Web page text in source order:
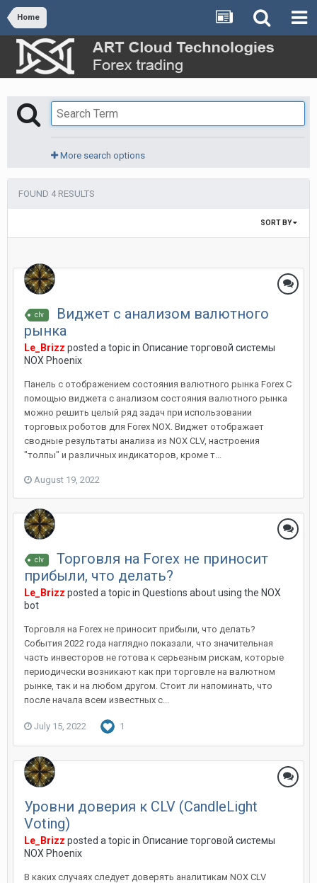
Home
More search options
FOUND 4 RESULTS
SORT BY
clv
Виджет с анализом валютного
рынка
Le_Brizz posted a topic in Описание торговой системы
NOX Phoenix
Панель с отображением состояния валютного рынка Forex С
помощью виджета с анализом состояния валютного рынка
можно решить целый ряд задач при использовании
торговых роботов для Forex NOX. Виджет отображает
сводные результаты анализа из NOX CLV, настроения
"толпы" и различных индикаторов, кроме т...
August 19, 2022
clv
Торговля на Forex не приносит
прибыли, что делать?
Le_Brizz posted a topic in Questions about using the NOX
bot
Торговля на Forex не приносит прибыли, что делать?
События 2022 года наглядно показали, что значительная
часть инвесторов не готова к серьезным рискам, которые
периодически возникают как при торговле на валютном
рынке, так и на любом другом. Стоит ли напоминать, что
после начала всем известных с...
July 15, 2022 1
Уровни доверия к CLV (CandleLight
Voting)
Le_Brizz posted a topic in Описание торговой системы
NOX Phoenix
В каких случаях следует доверять аналитикам NOX CLV